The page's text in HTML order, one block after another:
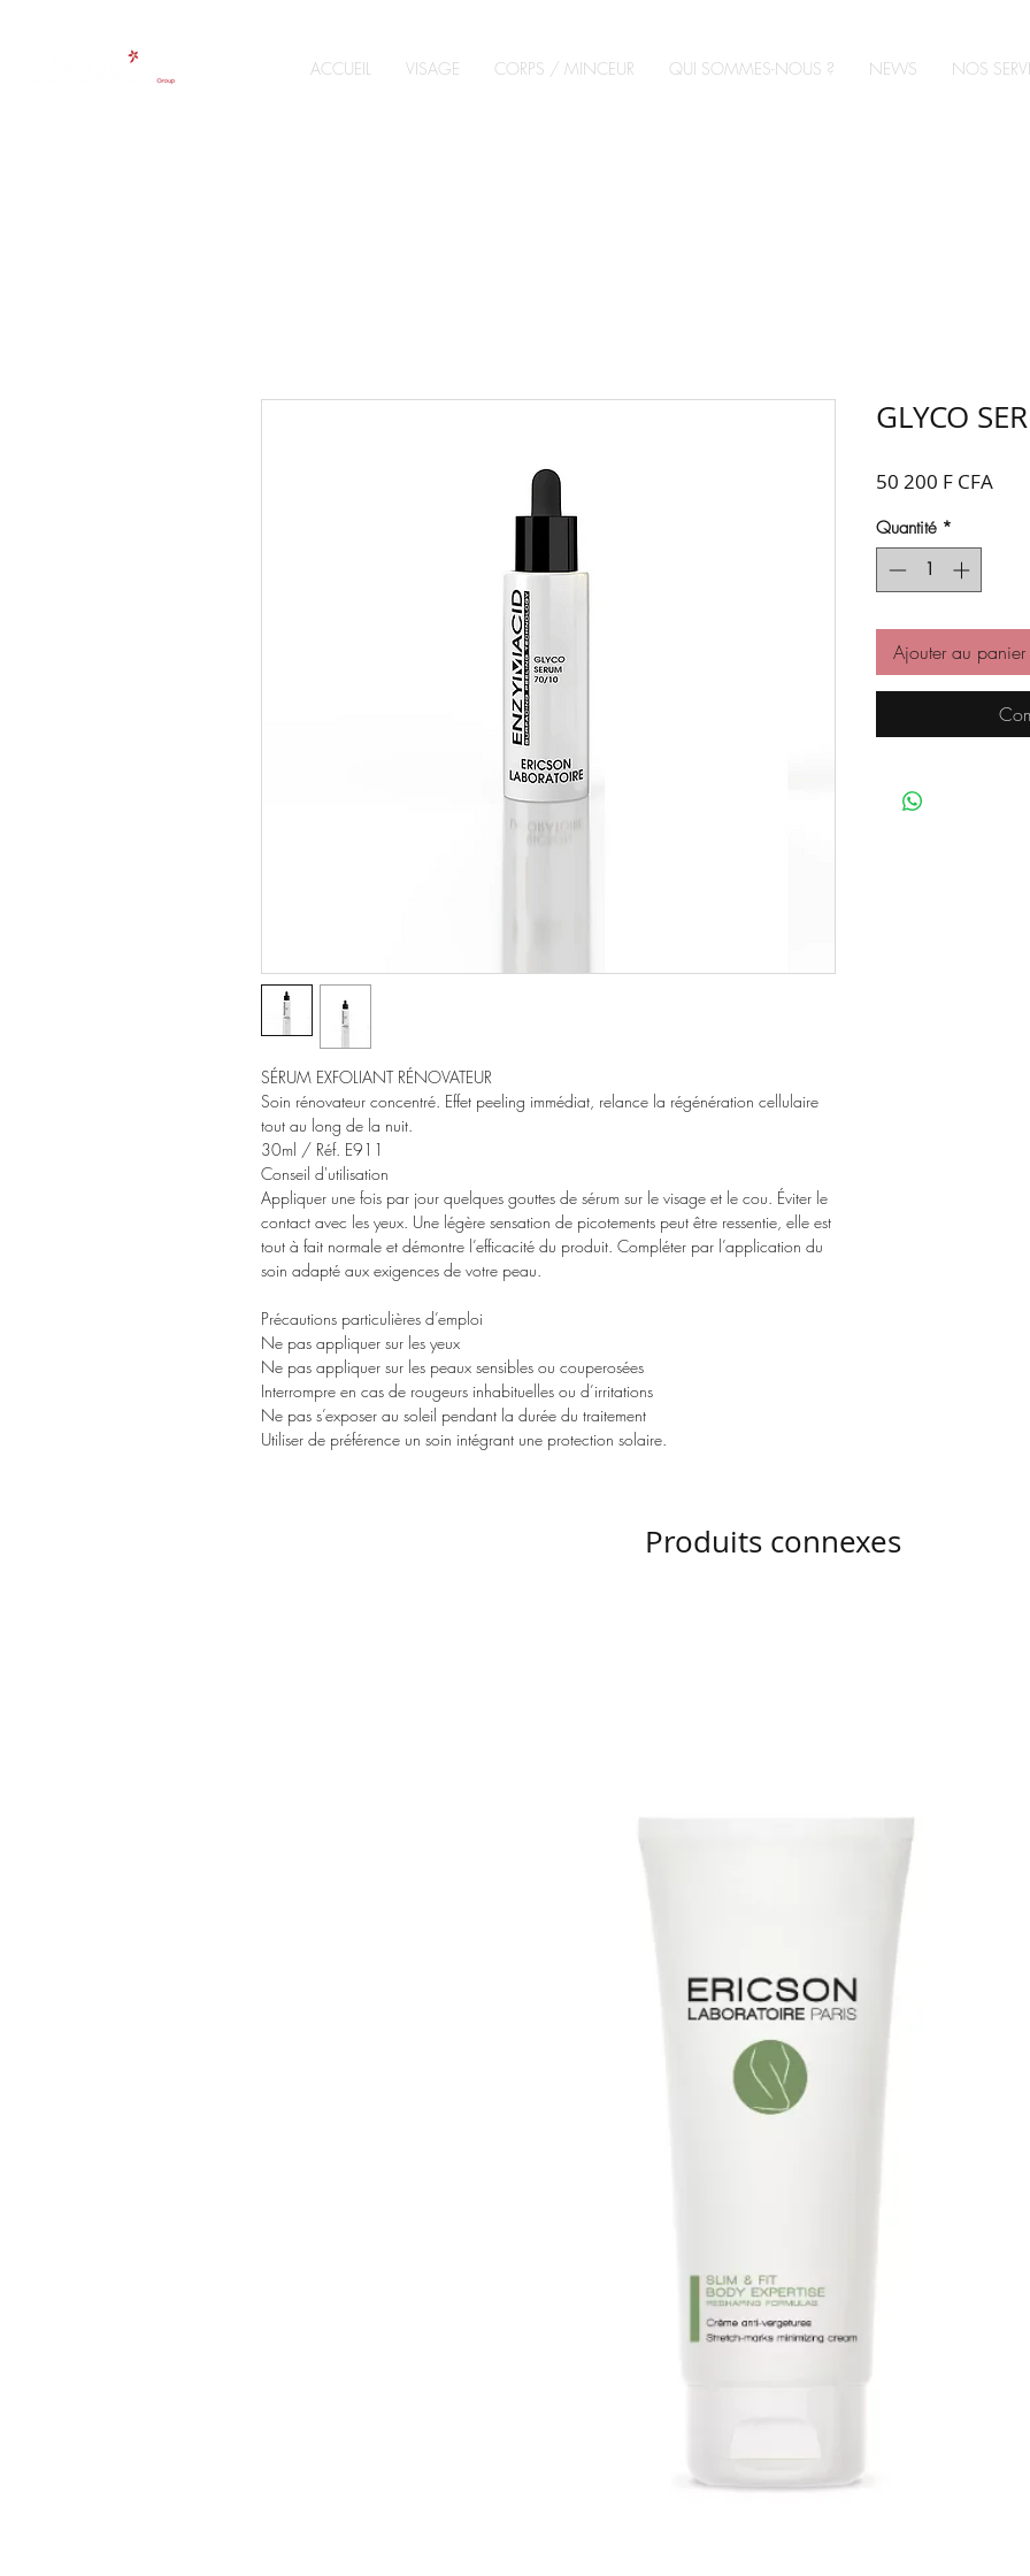
ACCUEIL VISAGE CORPS / MINCEUR QUI SOMMES-NOUS ? NEWS NOS
SÉRUM EXFOLIANT RÉNOVATEUR
Soin rénovateur concentré. Effet peeling immédiat, relance la régénération cellulaire
tout au long de la nuit.
30ml / Réf. E911
Conseil d'utilisation
Appliquer une fois par jour quelques gouttes de sérum sur le visage et le cou. Éviter le
contact avec les yeux. Une légère sensation de picotements peut être ressentie, elle est
tout à fait normale et démontre l’efficacité du produit. Compléter par l’application du
soin adapté aux exigences de votre peau.
Précautions particulières d’emploi
Ne pas appliquer sur les yeux
Ne pas appliquer sur les peaux sensibles ou couperosées
Interrompre en cas de rougeurs inhabituelles ou d’irritations
Ne pas s’exposer au soleil pendant la durée du traitement
Utiliser de préférence un soin intégrant une protection solaire.
GLYCO
50 200 F CFAPrix
Quantité *
Ajouter au panier
Produits connexes